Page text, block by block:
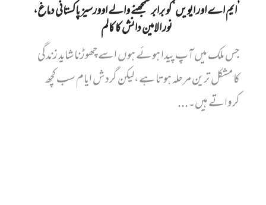
’ایم اے اور ایویں‌‘ کو برابر سمجھنے والے اوورسیز پاکستانی دماغ،
نور الامین دانش کا کالم
جس ملک میں آپ پیدا ہوئے ہوں اسے چھوڑنا شاید زندگی
کا مشکل ترین مرحلہ ہوتا ہے،لیکن گردش ایام سب کچھ
کرواتے ہیں۔...